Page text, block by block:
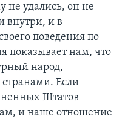
удались, он не
внутри, и в
поведения по
показывает нам, что
народ,
Если
Штатов
и наше отношение